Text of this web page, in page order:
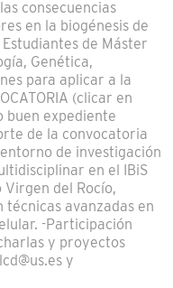
consecuencias
en la biogénesis de
de Máster
Genética,
para aplicar a la
(clicar en
buen expediente
de la convocatoria
de investigación
en el IBiS
del Rocío,
técnicas avanzadas en
-Participación
y proyectos
y